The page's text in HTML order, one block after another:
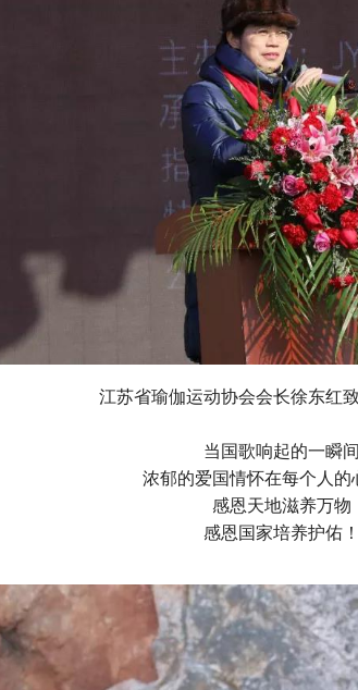
江苏省瑜伽运动协会会长徐东红
当国歌响起的一瞬间
浓郁的爱国情怀在每个人的
感恩天地滋养万物
感恩国家培养护佑！